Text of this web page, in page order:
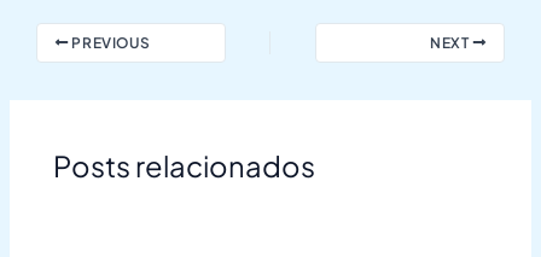
PREVIOUS NEXT
Posts relacionados